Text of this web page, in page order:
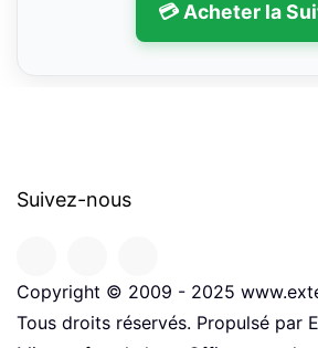
💳 Acheter la
Suivez-nous
Copyright © 2009 - 2025
Tous droits réservés. Propulsé par